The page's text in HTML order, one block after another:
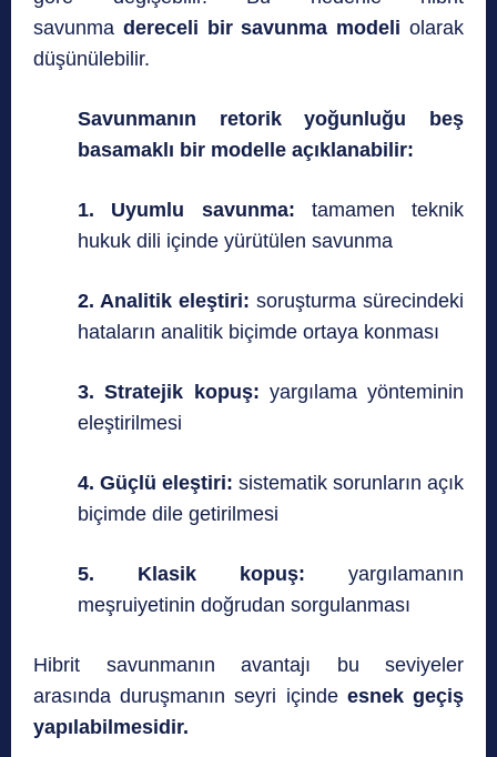
savunma dereceli bir savunma modeli olarak
düşünülebilir.
Savunmanın retorik yoğunluğu beş
basamaklı bir modelle açıklanabilir:
1. Uyumlu savunma: tamamen teknik
hukuk dili içinde yürütülen savunma
2. Analitik eleştiri: soruşturma sürecindeki
hataların analitik biçimde ortaya konması
3. Stratejik kopuş: yargılama yönteminin
eleştirilmesi
4. Güçlü eleştiri: sistematik sorunların açık
biçimde dile getirilmesi
5. Klasik kopuş: yargılamanın
meşruiyetinin doğrudan sorgulanması
Hibrit savunmanın avantajı bu seviyeler
arasında duruşmanın seyri içinde esnek geçiş
yapılabilmesidir.